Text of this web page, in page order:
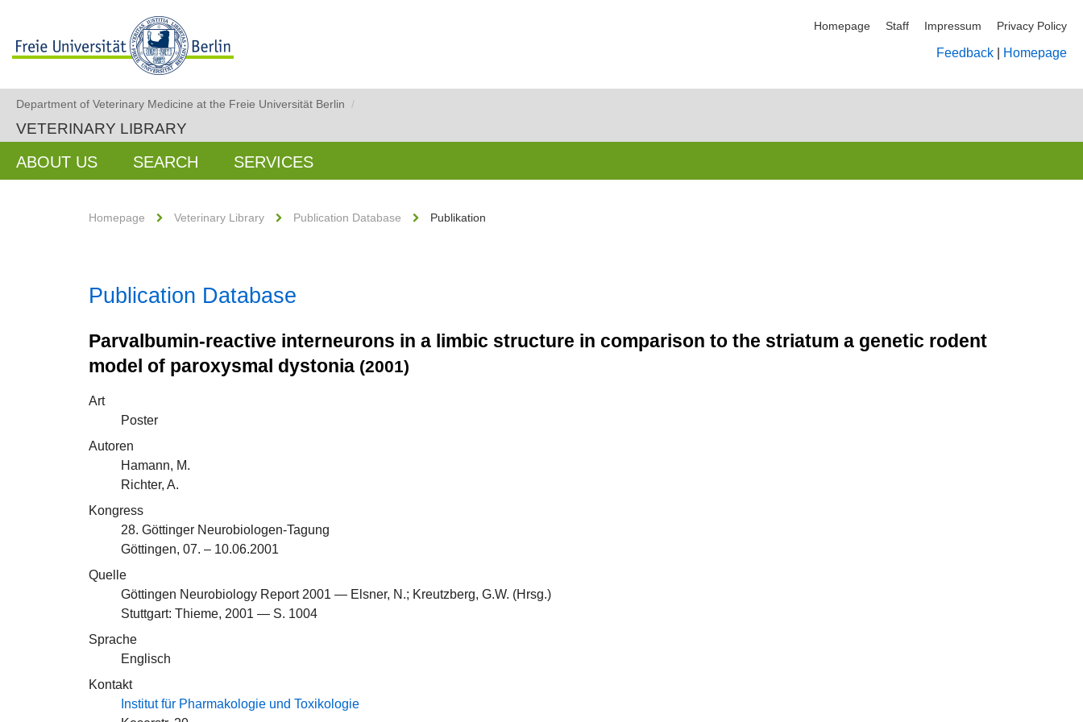
Homepage Staff Impressum Privacy Policy
Feedback Homepage
Department of Veterinary Medicine at the Freie Universität Berlin /
VETERINARY LIBRARY
ABOUT US SEARCH SERVICES
Homepage Veterinary Library Publication Database Publikation
Publication Database
Parvalbumin-reactive interneurons in a limbic structure in comparison to the striatum a genetic rodent
model of paroxysmal dystonia (2001)
Art
Poster
Autoren
Hamann, M.
Richter, A.
Kongress
28. Göttinger Neurobiologen-Tagung
Göttingen, 07. – 10.06.2001
Quelle
Göttingen Neurobiology Report 2001 — Elsner, N.; Kreutzberg, G.W. (Hrsg.)
Stuttgart: Thieme, 2001 — S. 1004
Sprache
Englisch
Kontakt
Institut für Pharmakologie und Toxikologie